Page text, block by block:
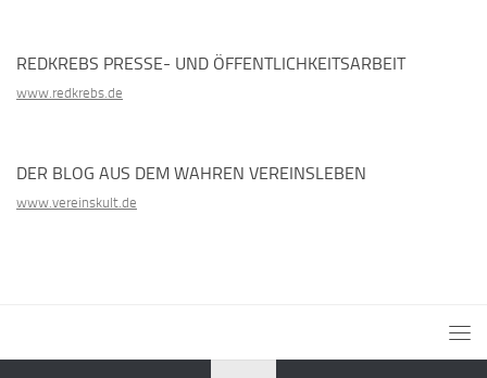
REDKREBS PRESSE- UND ÖFFENTLICHKEITSARBEIT
www.redkrebs.de
DER BLOG AUS DEM WAHREN VEREINSLEBEN
www.vereinskult.de